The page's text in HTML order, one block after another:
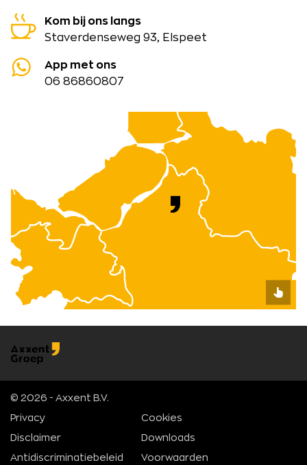
Kom bij ons langs
Staverdenseweg 93, Elspeet
App met ons
06 86860807
© 2026 - Axxent B.V.
Privacy Cookies
Disclaimer Downloads
Antidiscriminatiebeleid Voorwaarden